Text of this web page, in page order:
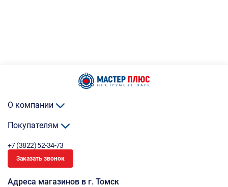
О компании
Покупателям
+7 (3822) 52-34-73
Заказать звонок
Адреса магазинов в г. Томск